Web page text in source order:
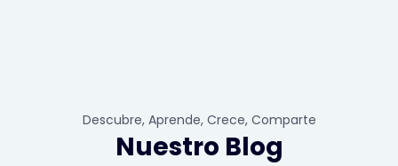
Descubre, Aprende, Crece, Comparte
Nuestro Blog